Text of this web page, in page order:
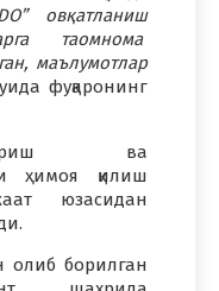
овқатланиш
таомнома
маълумотлар
фуқаронинг
ва
ҳимоя қилиш
юзасидан
олиб борилган